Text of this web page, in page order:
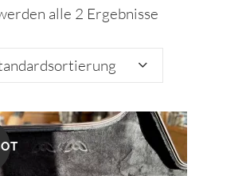
alle 2 Ergebnisse
angezeigt